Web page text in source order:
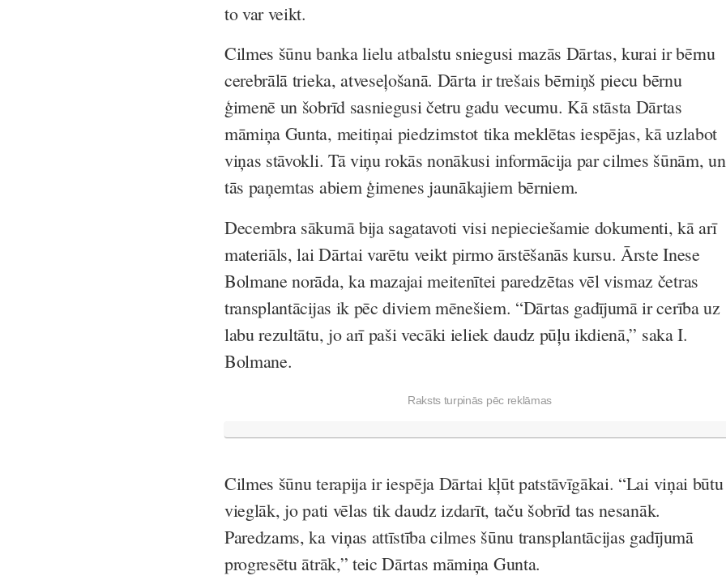
to var veikt.
Cilmes šūnu banka lielu atbalstu sniegusi mazās Dārtas, kurai ir bērnu
cerebrālā trieka, atveseļošanā. Dārta ir trešais bērniņš piecu bērnu
ģimenē un šobrīd sasniegusi četru gadu vecumu. Kā stāsta Dārtas
māmiņa Gunta, meitiņai piedzimstot tika meklētas iespējas, kā uzlabot
viņas stāvokli. Tā viņu rokās nonākusi informācija par cilmes šūnām, un
tās paņemtas abiem ģimenes jaunākajiem bērniem.
Decembra sākumā bija sagatavoti visi nepieciešamie dokumenti, kā arī
materiāls, lai Dārtai varētu veikt pirmo ārstēšanās kursu. Ārste Inese
Bolmane norāda, ka mazajai meitenītei paredzētas vēl vismaz četras
transplantācijas ik pēc diviem mēnešiem. “Dārtas gadījumā ir cerība uz
labu rezultātu, jo arī paši vecāki ieliek daudz pūļu ikdienā,” saka I.
Bolmane.
Raksts turpinās pēc reklāmas
Cilmes šūnu terapija ir iespēja Dārtai kļūt patstāvīgākai. “Lai viņai būtu
vieglāk, jo pati vēlas tik daudz izdarīt, taču šobrīd tas nesanāk.
Paredzams, ka viņas attīstība cilmes šūnu transplantācijas gadījumā
progresētu ātrāk,” teic Dārtas māmiņa Gunta.